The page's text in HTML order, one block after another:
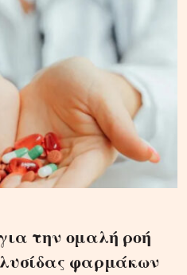
την ομαλή ροή
φαρμάκων